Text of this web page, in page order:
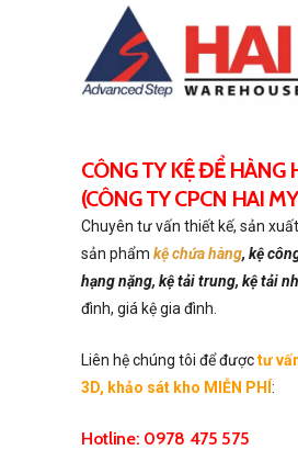
CÔNG TY KỆ ĐỂ HÀNG
(CÔNG TY CPCN HAI
Chuyên tư vấn thiết kế, sản
sản phẩm kệ chứa hàng, kệ
hạng nặng, kệ tải trung, kệ tải
đình, giá kệ gia đình.
Liên hệ chúng tôi để đượctư
3D, khảo sát kho MIỄN PHÍ :
Hotline: 0978 475 575